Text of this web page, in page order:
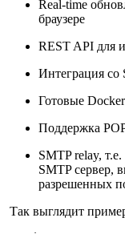
Real-time
браузере
REST API для
Интеграция со
Готовые
Поддержка
SMTP relay,
SMTP сервер,
разрешенных
Так выглядит